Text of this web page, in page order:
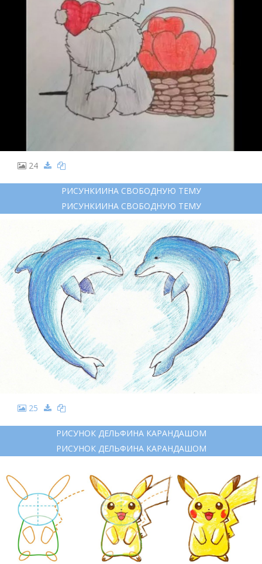
24
РИСУНКИИНА СВОБОДНУЮ ТЕМУ
РИСУНКИИНА СВОБОДНУЮ ТЕМУ
25
РИСУНОК ДЕЛЬФИНА КАРАНДАШОМ
РИСУНОК ДЕЛЬФИНА КАРАНДАШОМ